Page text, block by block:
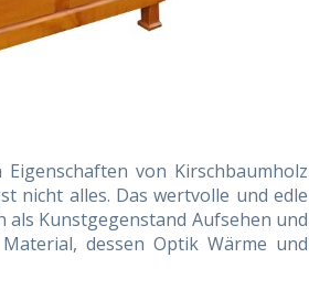
von Kirschbaumholz
nicht alles. Das wertvolle und edle
Kunstgegenstand Aufsehen und
dessen Optik Wärme und